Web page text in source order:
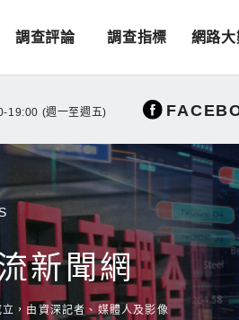
調查評論 調查指標 網路
19:00 (週一至週五)
新聞網
，由資深記者、媒體人及影像